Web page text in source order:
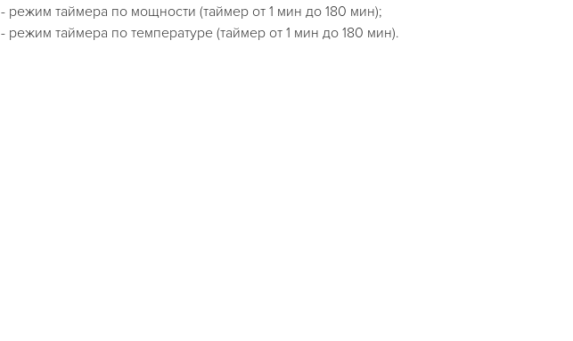
- режим таймера по мощности (таймер от 1 мин до 180 мин);
- режим таймера по температуре (таймер от 1 мин до 180 мин).